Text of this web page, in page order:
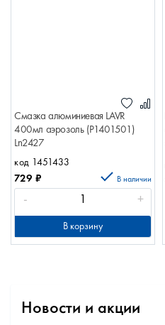
Смазка алюминиевая LAVR
400мл аэрозоль (Р1401501)
Ln2427
код 1451433
729 ₽ В наличии
- +
В корзину
Новости и акции